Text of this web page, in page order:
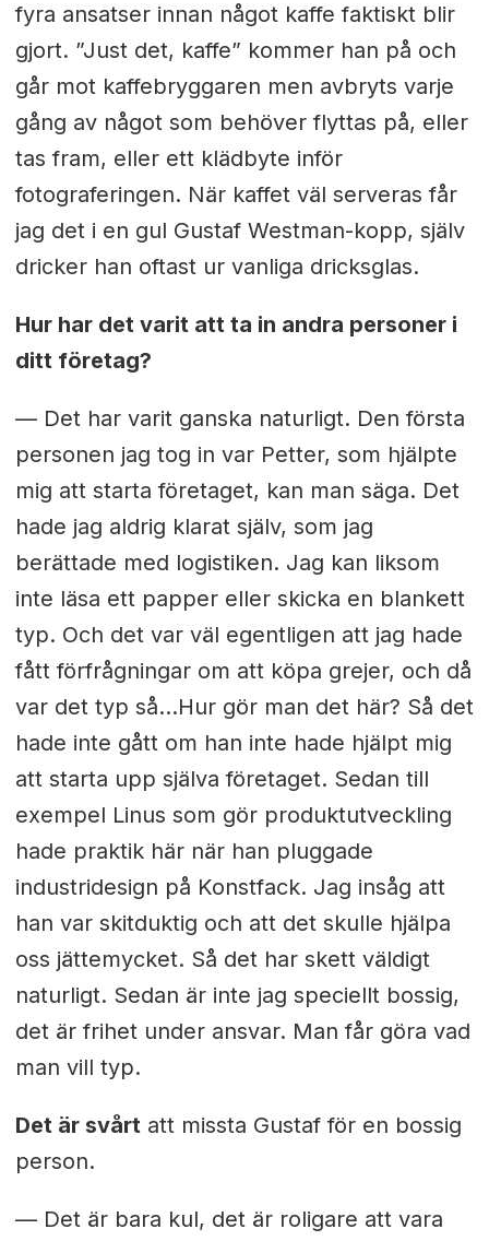
fyra ansatser innan något kaffe faktiskt blir
gjort. ”Just det, kaffe” kommer han på och
går mot kaffebryggaren men avbryts varje
gång av något som behöver flyttas på, eller
tas fram, eller ett klädbyte inför
fotograferingen. När kaffet väl serveras får
jag det i en gul Gustaf Westman-kopp, själv
dricker han oftast ur vanliga dricksglas.
Hur har det varit att ta in andra personer i
ditt företag?
— Det har varit ganska naturligt. Den första
personen jag tog in var Petter, som hjälpte
mig att starta företaget, kan man säga. Det
hade jag aldrig klarat själv, som jag
berättade med logistiken. Jag kan liksom
inte läsa ett papper eller skicka en blankett
typ. Och det var väl egentligen att jag hade
fått förfrågningar om att köpa grejer, och då
var det typ så…Hur gör man det här? Så det
hade inte gått om han inte hade hjälpt mig
att starta upp själva företaget. Sedan till
exempel Linus som gör produktutveckling
hade praktik här när han pluggade
industridesign på Konstfack. Jag insåg att
han var skitduktig och att det skulle hjälpa
oss jättemycket. Så det har skett väldigt
naturligt. Sedan är inte jag speciellt bossig,
det är frihet under ansvar. Man får göra vad
man vill typ.
Det är svårtatt missta Gustaf för en bossig
person.
— Det är bara kul, det är roligare att vara